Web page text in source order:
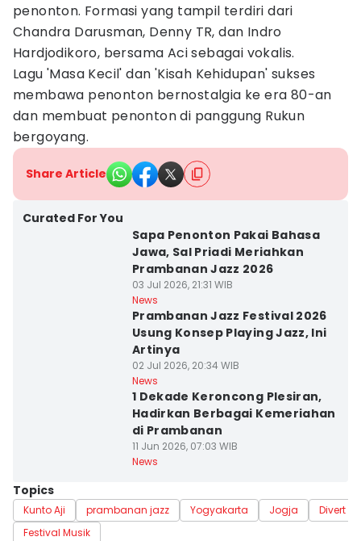
penonton. Formasi yang tampil terdiri dari
Chandra Darusman, Denny TR, dan Indro
Hardjodikoro, bersama Aci sebagai vokalis.
Lagu 'Masa Kecil' dan 'Kisah Kehidupan' sukses
membawa penonton bernostalgia ke era 80-an
dan membuat penonton di panggung Rukun
bergoyang.
Share Article
Curated For You
Sapa Penonton Pakai Bahasa
Jawa, Sal Priadi Meriahkan
Prambanan Jazz 2026
03 Jul 2026, 21:31 WIB
News
Prambanan Jazz Festival 2026
Usung Konsep Playing Jazz, Ini
Artinya
02 Jul 2026, 20:34 WIB
News
1 Dekade Keroncong Plesiran,
Hadirkan Berbagai Kemeriahan
di Prambanan
11 Jun 2026, 07:03 WIB
News
Topics
Kunto Aji prambanan jazz Yogyakarta Jogja
Divert
Festival Musik